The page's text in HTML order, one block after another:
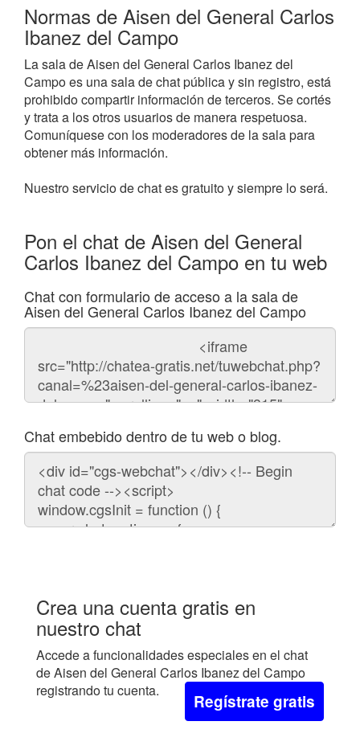
Normas de Aisen del General Carlos
Ibanez del Campo
La sala de Aisen del General Carlos Ibanez del
Campo es una sala de chat pública y sin registro, está
prohibido compartir información de terceros. Se cortés
y trata a los otros usuarios de manera respetuosa.
Comuníquese con los moderadores de la sala para
obtener más información.
Nuestro servicio de chat es gratuito y siempre lo será.
Pon el chat de Aisen del General
Carlos Ibanez del Campo en tu web
Chat con formulario de acceso a la sala de
Aisen del General Carlos Ibanez del Campo
Código
chat
Chat embebido dentro de tu web o blog.
Código
para
embeber
chat
Crea una cuenta gratis en
nuestro chat
Accede a funcionalidades especiales en el chat
de Aisen del General Carlos Ibanez del Campo
registrando tu cuenta.
Regístrate gratis